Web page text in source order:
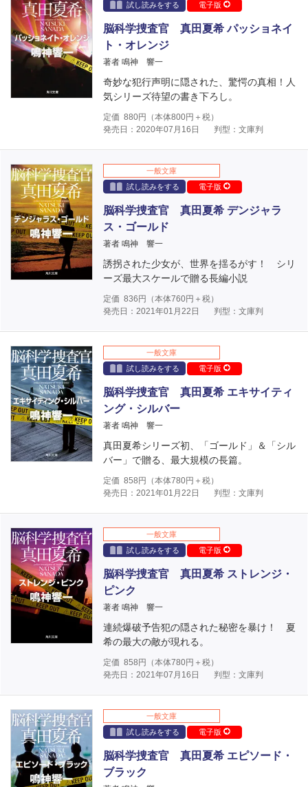
試し読みをする
電子版
脳科学捜査官 真田夏希 パッショネイ
ト・オレンジ
著者 鳴神 響一
奇妙な犯行声明に隠された、驚愕の真相！人
気シリーズ待望の書き下ろし。
定価 880円（本体800円＋税）
発売日：2020年07月16日
判型：文庫判
一般文庫
試し読みをする
電子版
脳科学捜査官 真田夏希 デンジャラ
ス・ゴールド
著者 鳴神 響一
誘拐された少女が、世界を揺るがす！ シリ
ーズ最大スケールで贈る長編小説
定価 836 円（本体760円＋税）
発売日：2021年01月22日
判型：文庫判
一般文庫
試し読みをする
電子版
脳科学捜査官 真田夏希 エキサイティ
ング・シルバー
著者 鳴神 響一
真田夏希シリーズ初、「ゴールド」＆「シル
バー」で贈る、最大規模の長篇。
定価 858 円（本体780円＋税）
発売日：2021年01月22日
判型：文庫判
一般文庫
試し読みをする
電子版
脳科学捜査官 真田夏希 ストレンジ・
ピンク
著者 鳴神 響一
連続爆破予告犯の隠された秘密を暴け！ 夏
希の最大の敵が現れる。
定価 858 円（本体780円＋税）
発売日：2021年07月16日
判型：文庫判
一般文庫
試し読みをする
電子版
脳科学捜査官 真田夏希 エピソード・
ブラック